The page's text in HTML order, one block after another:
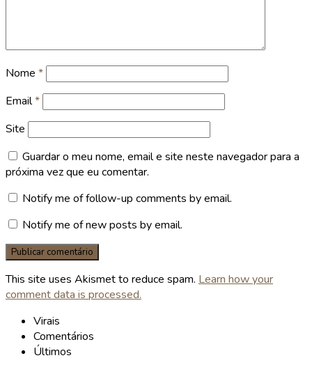
Nome *
Email*
Site
Guardar o meu nome, email e site neste navegador para a
próxima vez que eu comentar.
Notify me of follow-up comments by email.
Notify me of new posts by email.
This site uses Akismet to reduce spam. Learn how your
comment data is processed.
Virais
Comentários
Últimos